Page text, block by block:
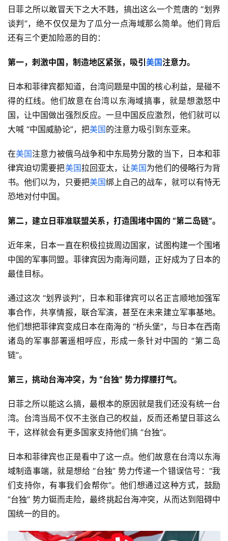
日菲之所以敢冒天下之大不韪，搞出这么一个荒唐的 “划界
谈判”，绝不仅仅是为了瓜分一点海域那么简单。他们背后
还有三个更加险恶的目的：
第一，刺激中国，制造地区紧张，吸引 美国注意力。
日本和菲律宾都知道，台湾问题是中国的核心利益，是碰不
得的红线。他们故意在台湾以东海域搞事，就是想激怒中
国，让中国做出强烈反应。一旦中国反应激烈，他们就可以
大喊 “中国威胁论”，把美国的注意力吸引到东亚来。
在美国注意力被俄乌战争和中东局势分散的当下，日本和菲
律宾迫切需要把美国拉回亚太，让美国为他们的侵略行为背
书。他们以为，只要把美国绑上自己的战车，就可以有恃无
恐地对付中国。
第二，建立日菲准联盟关系，打造围堵中国的 “第二岛链”。
近年来，日本一直在积极拉拢周边国家，试图构建一个围堵
中国的军事同盟。菲律宾因为南海问题，正好成为了日本的
最佳目标。
通过这次 “划界谈判”，日本和菲律宾可以名正言顺地加强军
事合作，共享情报，联合军演，甚至在未来建立军事基地。
他们想把菲律宾变成日本在南海的 “桥头堡”，与日本在西南
诸岛的军事部署遥相呼应，形成一条针对中国的 “第二岛
链”。
第三，挑动台海冲突，为 “台独” 势力撑腰打气。
日菲之所以能这么搞，最根本的原因就是我们还没有统一台
湾。台湾当局不仅不主张自己的权益，反而还希望日菲这么
干，这样就会有更多国家支持他们搞 “台独”。
日本和菲律宾也正是看中了这一点。他们故意在台湾以东海
域制造事端，就是想给 “台独” 势力传递一个错误信号：”我
们支持你，有事我们会帮你”。他们想通过这种方式，鼓励
“台独” 势力铤而走险，最终挑起台海冲突，从而达到阻碍中
国统一的目的。